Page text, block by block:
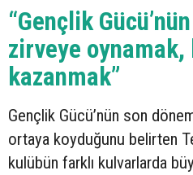
“Gençlik
zirveye
kazanmak”
Gençlik Gücü’nün son
ortaya koyduğunu belirten
kulübün farklı kulvarlarda